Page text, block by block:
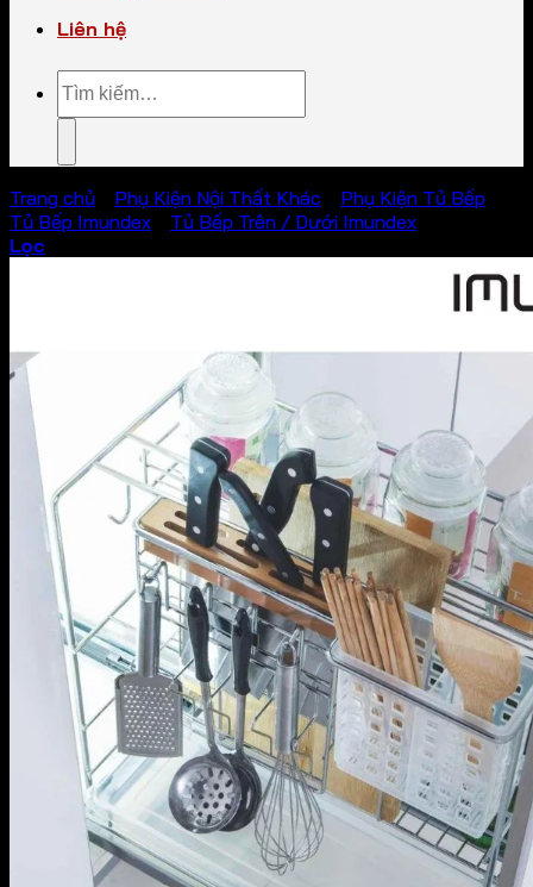
Liên hệ
Tìm
kiếm:
Trang chủ Phụ Kiện Nội Thất Khác Phụ Kiện Tủ Bếp
Tủ Bếp Imundex
Tủ Bếp Trên / Dưới Imundex
Lọc